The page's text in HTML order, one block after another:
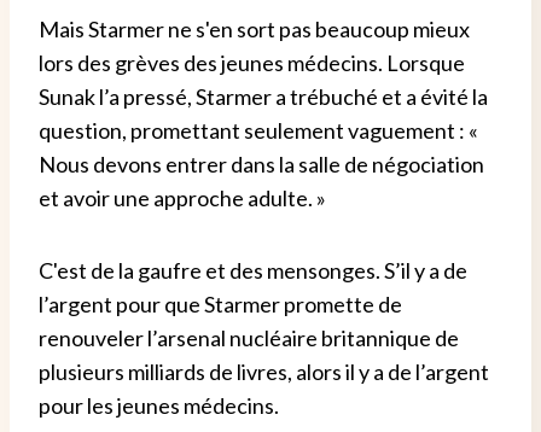
Mais Starmer ne s'en sort pas beaucoup mieux
lors des grèves des jeunes médecins. Lorsque
Sunak l’a pressé, Starmer a trébuché et a évité la
question, promettant seulement vaguement : «
Nous devons entrer dans la salle de négociation
et avoir une approche adulte. »
C'est de la gaufre et des mensonges. S’il y a de
l’argent pour que Starmer promette de
renouveler l’arsenal nucléaire britannique de
plusieurs milliards de livres, alors il y a de l’argent
pour les jeunes médecins.